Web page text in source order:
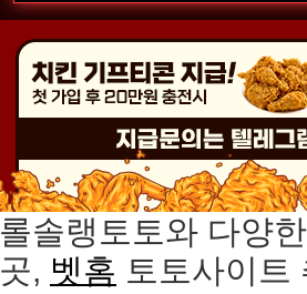
롤솔랭토토와 다양
곳, 벳홈 토토사이트